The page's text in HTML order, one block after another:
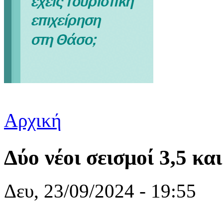
Είστε εδώ
Αρχική
Δύο νέοι σεισμοί 3,5
Δευ, 23/09/2024 - 19:55